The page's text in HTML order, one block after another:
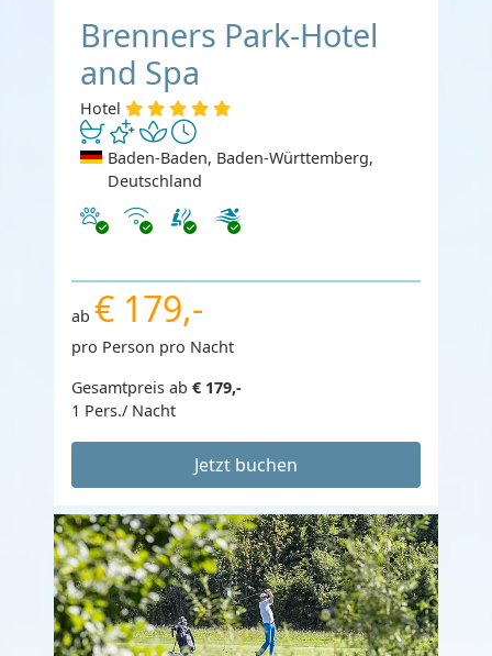
Brenners Park-Hotel
and Spa
Hotel
Baden-Baden, Baden-Württemberg,
Deutschland
Haustiere erlaubt
Internet
ab € 179,-
pro Person pro Nacht
Gesamtpreis ab € 179,-
1 Pers./ Nacht
Jetzt buchen